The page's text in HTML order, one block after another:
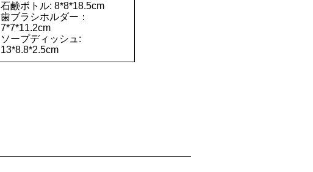
石鹸ボトル: 8*8*18.5cm
歯ブラシホルダー：
7*7*11.2cm
ソープディッシュ:
13*8.8*2.5cm